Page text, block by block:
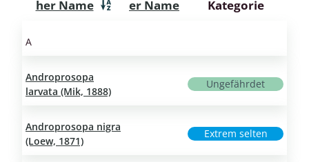
her Name
er Name
Kategorie
A
Androprosopa
larvata (Mik, 1888)
Ungefährdet
Androprosopa nigra
(Loew, 1871)
Extrem selten